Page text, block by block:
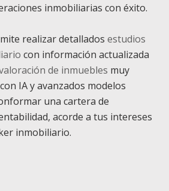
inmobiliarias con éxito.
realizar detallados estudios
con información actualizada
de inmuebles muy
IA y avanzados modelos
una cartera de
acorde a tus intereses
inmobiliario.